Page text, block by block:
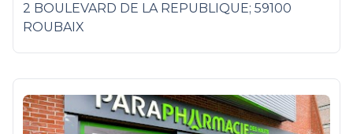
2 BOULEVARD DE LA REPUBLIQUE; 59100
ROUBAIX